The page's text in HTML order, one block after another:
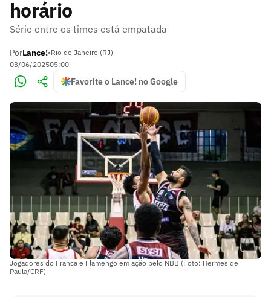
horário
Série entre os times está empatada
PorLance!•Rio de Janeiro (RJ)
03/06/202505:00
Favorite o Lance! no Google
Jogadores do Franca e Flamengo em ação pelo NBB (Foto: Hermes de
Paula/CRF)